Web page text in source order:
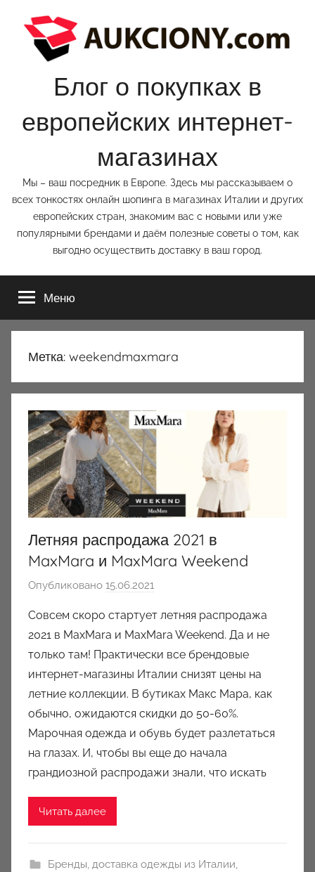
содержимому
Блог о покупках в
европейских интернет-
магазинах
Мы – ваш посредник в Европе. Здесь мы рассказываем о
всех тонкостях онлайн шопинга в магазинах Италии и других
европейских стран, знакомим вас с новыми или уже
популярными брендами и даём полезные советы о том, как
выгодно осуществить доставку в ваш город.
Меню
Метка: weekendmaxmara
Летняя распродажа 2021 в
MaxMara и MaxMara Weekend
Опубликовано 15.06.2021
т
о
р
о
м
a
u
k
c
Совсем скоро стартует летняя распродажа
2021 в MaxMara и MaxMara Weekend. Да и не
только там! Практически все брендовые
интернет-магазины Италии снизят цены на
летние коллекции. В бутиках Макс Мара, как
обычно, ожидаются скидки до 50-60%.
Марочная одежда и обувь будет разлетаться
на глазах. И, чтобы вы еще до начала
грандиозной распродажи знали, что искать
Читать далее
Бренды, доставка одежды из Италии,